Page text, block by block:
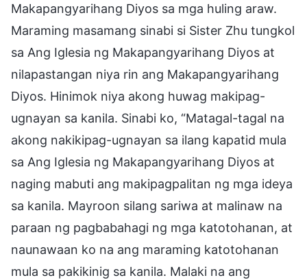
Makapangyarihang Diyos sa mga huling araw.
Maraming masamang sinabi si Sister Zhu tungkol
sa Ang Iglesia ng Makapangyarihang Diyos at
nilapastangan niya rin ang Makapangyarihang
Diyos. Hinimok niya akong huwag makipag-
ugnayan sa kanila. Sinabi ko, “Matagal-tagal na
akong nakikipag-ugnayan sa ilang kapatid mula
sa Ang Iglesia ng Makapangyarihang Diyos at
naging mabuti ang makipagpalitan ng mga ideya
sa kanila. Mayroon silang sariwa at malinaw na
paraan ng pagbabahagi ng mga katotohanan, at
naunawaan ko na ang maraming katotohanan
mula sa pakikinig sa kanila. Malaki na ang